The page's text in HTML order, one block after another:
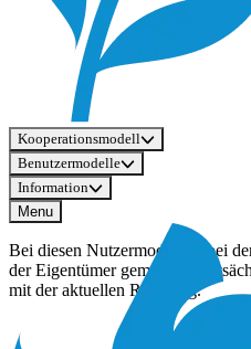
Kooperationsmodell
Benutzermodelle
Information
Menu
Bei diesen Nutzermodellen, bei
der Eigentümer gemäß dem
mit der aktuellen Regelung.